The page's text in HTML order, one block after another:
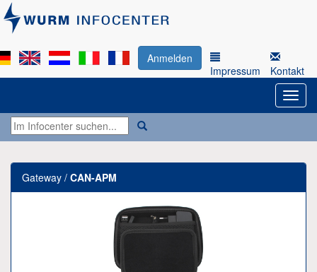
Anmelden
Impressum
Kontakt
Gateway / CAN-APM